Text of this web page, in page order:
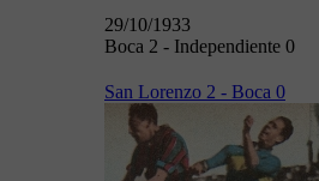
29/10/1933
Boca 2 - Independiente 0
San Lorenzo 2 - Boca 0